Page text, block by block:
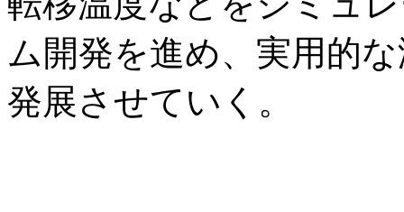
ム開発を進め、実用的
発展させていく。